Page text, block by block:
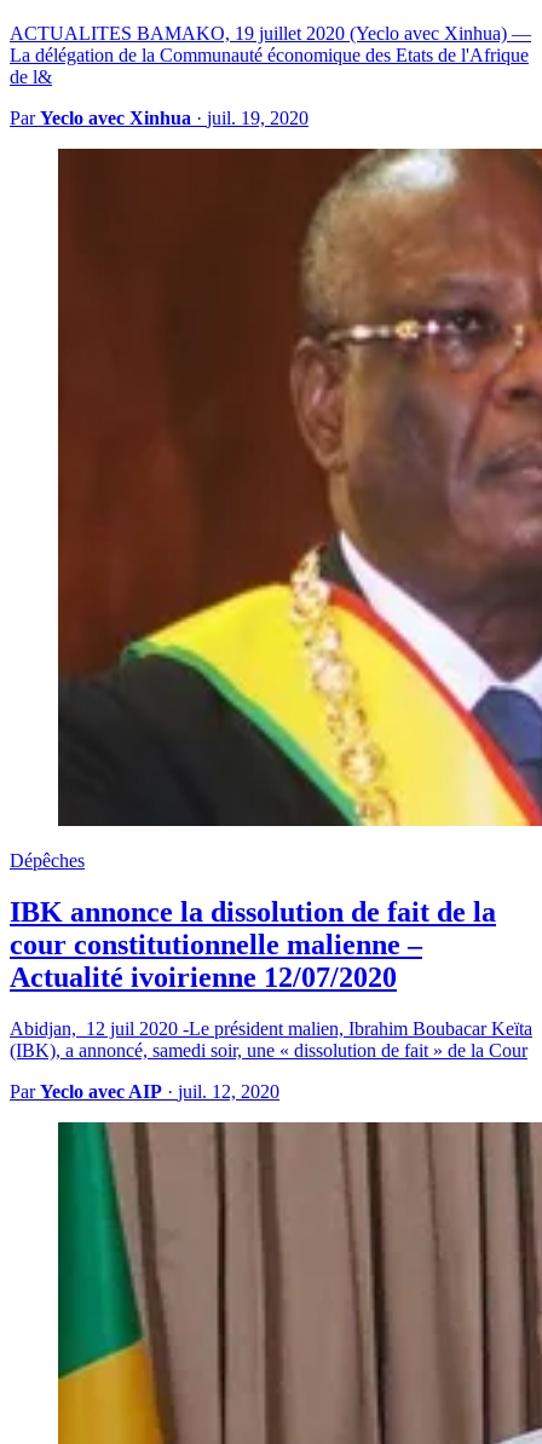
ACTUALITES BAMAKO, 19 juillet 2020 (Yeclo avec Xinhua) —
La délégation de la Communauté économique des Etats de l'Afrique
de l&
ParYeclo avec Xinhua · juil. 19, 2020
Dépêches
IBK annonce la dissolution de fait de la
cour constitutionnelle malienne –
Actualité ivoirienne 12/07/2020
Abidjan, 12 juil 2020 -Le président malien, Ibrahim Boubacar Keïta
(IBK), a annoncé, samedi soir, une « dissolution de fait » de la Cour
ParYeclo avec AIP · juil. 12, 2020